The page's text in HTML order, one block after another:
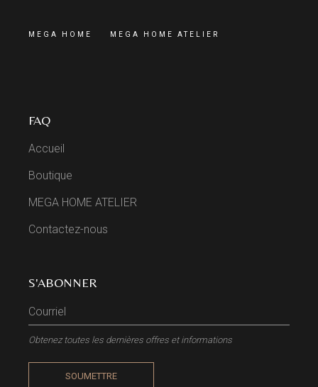
MEGA HOME MEGA HOME ATELIER
FAQ
Accueil
Boutique
MEGA HOME ATELIER
Contactez-nous
S'ABONNER
Obtenez toutes les dernières offres et informations
SOUMETTRE